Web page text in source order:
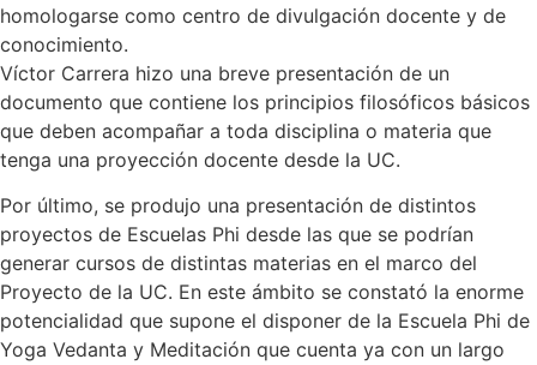
homologarse como centro de divulgación docente y de
conocimiento.
Víctor Carrera hizo una breve presentación de un
documento que contiene los principios filosóficos básicos
que deben acompañar a toda disciplina o materia que
tenga una proyección docente desde la UC.
Por último, se produjo una presentación de distintos
proyectos de Escuelas Phi desde las que se podrían
generar cursos de distintas materias en el marco del
Proyecto de la UC. En este ámbito se constató la enorme
potencialidad que supone el disponer de la Escuela Phi de
Yoga Vedanta y Meditación que cuenta ya con un largo